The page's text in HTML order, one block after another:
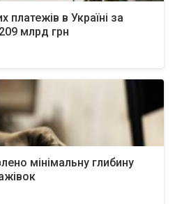
платежів в Україні за
млрд грн
мінімальну глибину